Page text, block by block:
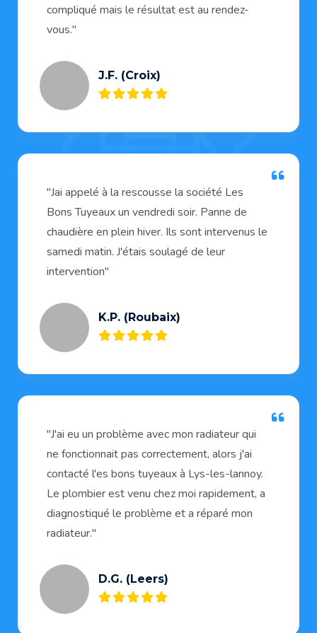
compliqué mais le résultat est au rendez-
vous."
J.F. (Croix)
"Jai appelé à la rescousse la société Les
Bons Tuyeaux un vendredi soir. Panne de
chaudière en plein hiver. Ils sont intervenus le
samedi matin. J'étais soulagé de leur
intervention"
K.P. (Roubaix)
"J'ai eu un problème avec mon radiateur qui
ne fonctionnait pas correctement, alors j'ai
contacté l'es bons tuyeaux à Lys-les-lannoy.
Le plombier est venu chez moi rapidement, a
diagnostiqué le problème et a réparé mon
radiateur."
D.G. (Leers)